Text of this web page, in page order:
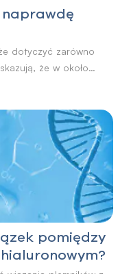
dotyczyć zarówno
że w około
dziecka
które pozwala
Niezbędne do jego
do analizy.
nasienia, może
w klinice leczenia
pomiędzy